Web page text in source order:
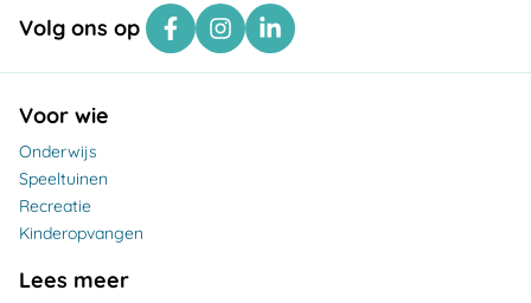
Volg ons op
Voor wie
Onderwijs
Speeltuinen
Recreatie
Kinderopvangen
Lees meer